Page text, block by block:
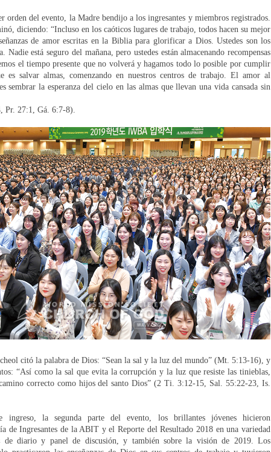
orden del evento, la Madre bendijo a los ingresantes y miembros registrados.
diciendo: “Incluso en los caóticos lugares de trabajo, todos hacen su mejor
de amor escritas en la Biblia para glorificar a Dios. Ustedes son los
Nadie está seguro del mañana, pero ustedes están almacenando recompensas
el tiempo presente que no volverá y hagamos todo lo posible por cumplir
es salvar almas, comenzando en nuestros centros de trabajo. El amor al
sembrar la esperanza del cielo en las almas que llevan una vida cansada sin
Pr. 27:1, Gá. 6:7-8).
citó la palabra de Dios: “Sean la sal y la luz del mundo” (Mt. 5:13-16), y
“Así como la sal que evita la corrupción y la luz que resiste las tinieblas,
correcto como hijos del santo Dios” (2 Ti. 3:12-15, Sal. 55:22-23, Is.
ingreso, la segunda parte del evento, los brillantes jóvenes hicieron
de Ingresantes de la ABIT y el Reporte del Resultado 2018 en una variedad
de diario y panel de discusión, y también sobre la visión de 2019. Los